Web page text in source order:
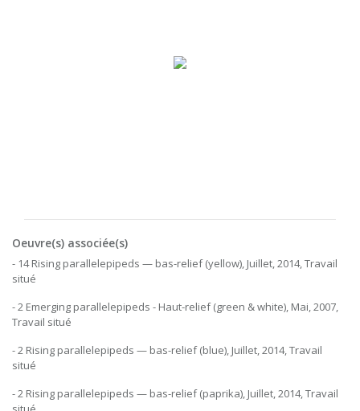
Oeuvre(s) associée(s)
- 14 Rising parallelepipeds — bas-relief (yellow), Juillet, 2014, Travail
situé
- 2 Emerging parallelepipeds - Haut-relief (green & white), Mai, 2007,
Travail situé
- 2 Rising parallelepipeds — bas-relief (blue), Juillet, 2014, Travail
situé
- 2 Rising parallelepipeds — bas-relief (paprika), Juillet, 2014, Travail